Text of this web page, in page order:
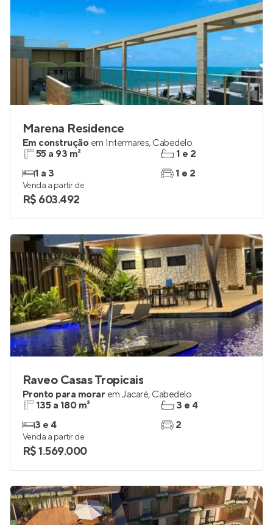
Marena Residence
Em construção em Intermares, Cabedelo
55 a 93 m²
1 a 3
1 e 2
1 e 2
Venda a partir de
R$ 603.492
Raveo Casas Tropicais
Pronto para morar em Jacaré, Cabedelo
135 a 180 m²
3 e 4
3 e 4
2
Venda a partir de
R$ 1.569.000